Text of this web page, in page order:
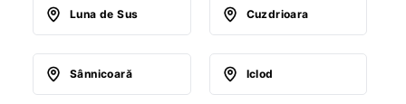
Luna de Sus Cuzdrioara
Sânnicoară Iclod